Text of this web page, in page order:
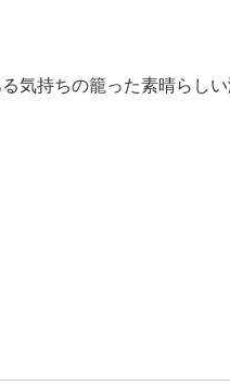
気持ちの籠った素晴らし